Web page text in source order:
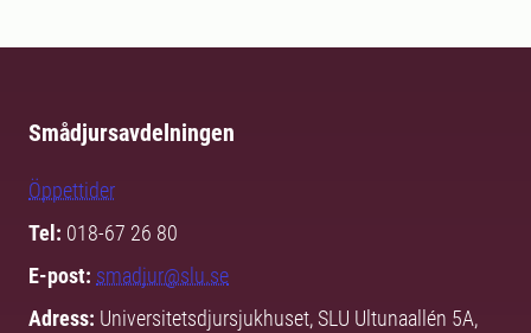
Smådjursavdelningen
Öppettider
Tel: 018-67 26 80
E-post: smadjur@slu.se
Adress: Universitetsdjursjukhuset, SLU Ultunaallén 5A,